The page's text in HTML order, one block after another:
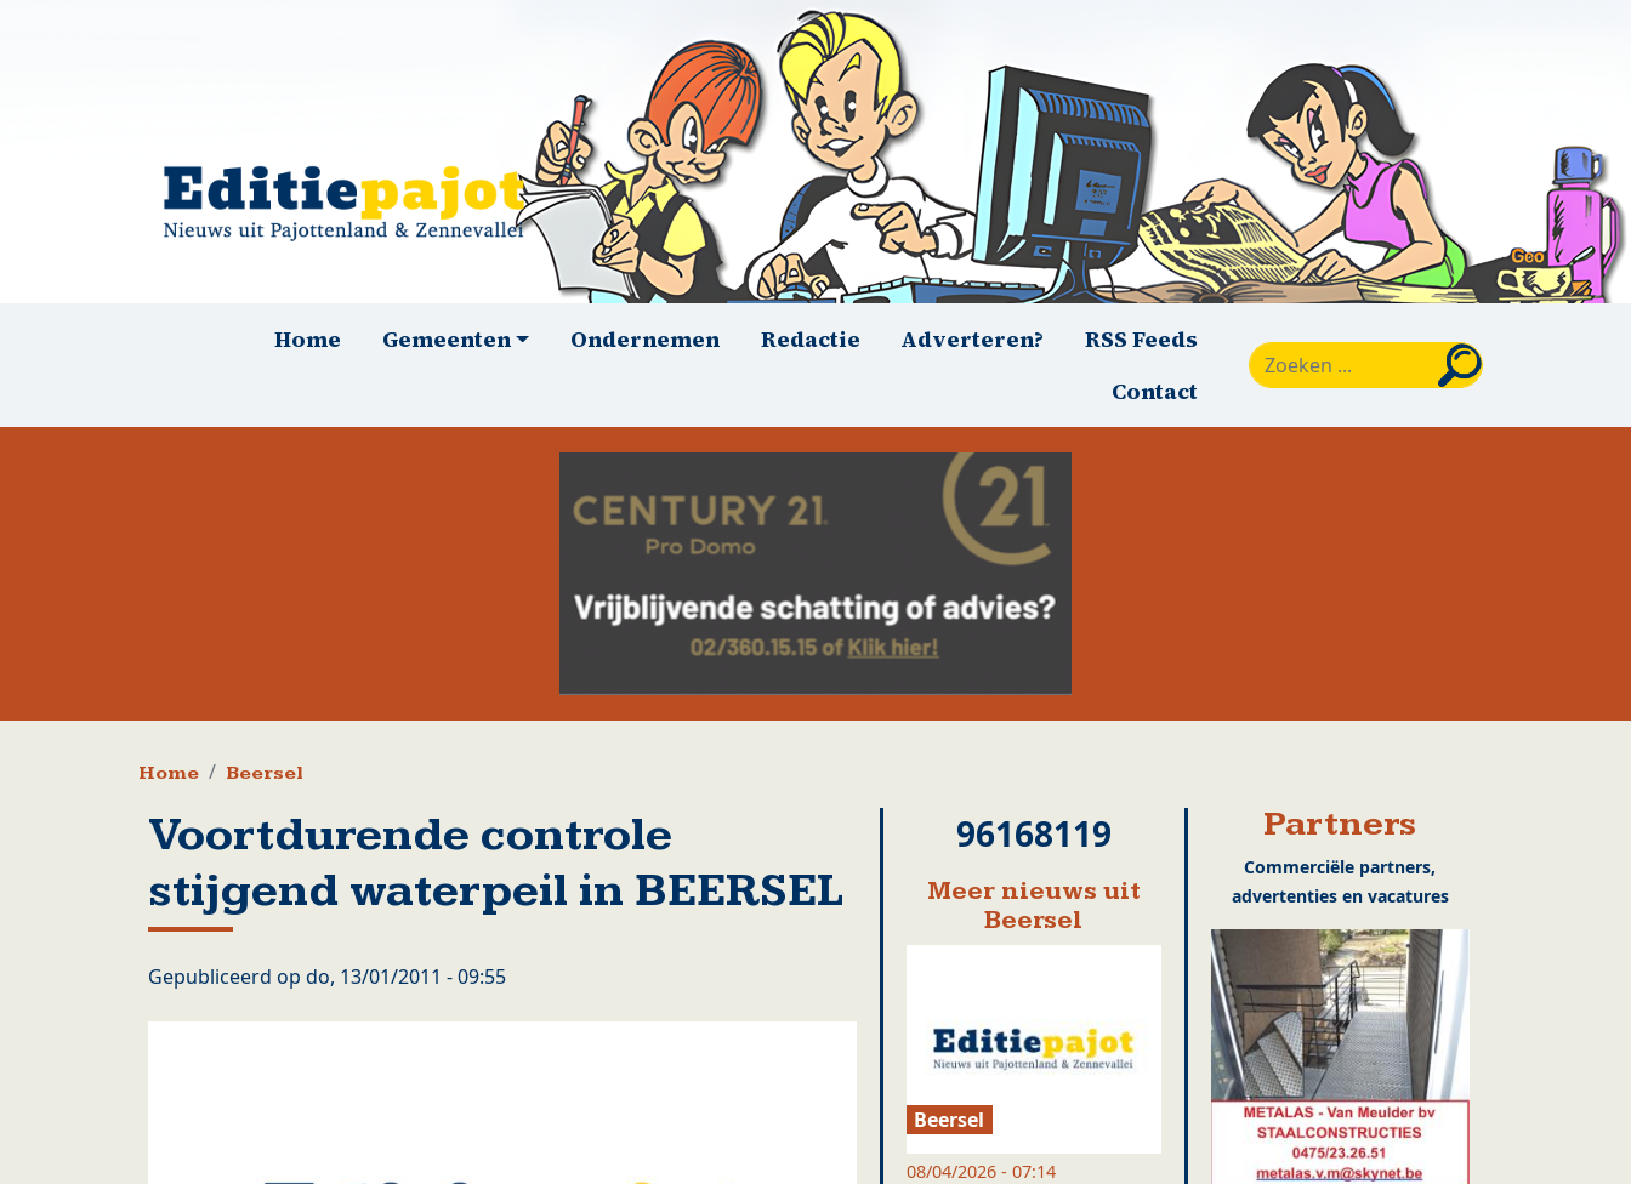
HoofdnavigatieHome Gemeenten Ondernemen Redactie Adverteren?
RSS Feeds
Contact
Kruimelpad
Home Beersel
Voortdurende controle
stijgend waterpeil in BEERSEL
Gepubliceerd op do, 13/01/2011 - 09:55
96168119
Meer nieuws uit
Beersel
Beersel
08/04/2026 - 07:14
Partners
Commerciële partners,
advertenties en vacatures